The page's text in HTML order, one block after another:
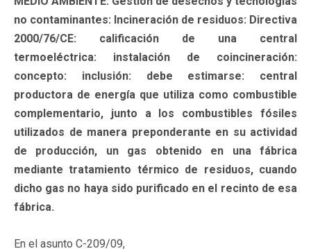
no contaminantes: Incineración de residuos: Directiva
2000/76/CE: calificación de una central
termoeléctrica: instalación de coincineración:
concepto: inclusión: debe estimarse: central
productora de energía que utiliza como combustible
complementario, junto a los combustibles fósiles
utilizados de manera preponderante en su actividad
de producción, un gas obtenido en una fábrica
mediante tratamiento térmico de residuos, cuando
dicho gas no haya sido purificado en el recinto de esa
fábrica.
En el asunto C-209/09,